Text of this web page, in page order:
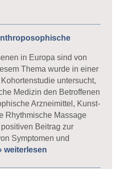
in Europa sind von
Thema wurde in einer
untersucht,
Medizin den Betroffenen
Arzneimittel, Kunst-
Rhythmische Massage
Beitrag zur
Symptomen und
weiterlesen